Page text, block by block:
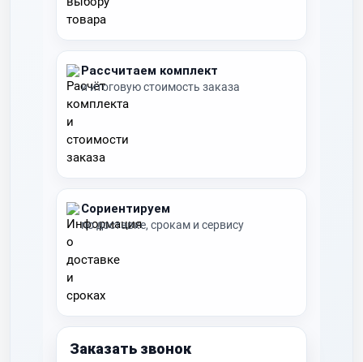
Рассчитаем комплект
и итоговую стоимость заказа
Сориентируем
по доставке, срокам и сервису
Заказать звонок